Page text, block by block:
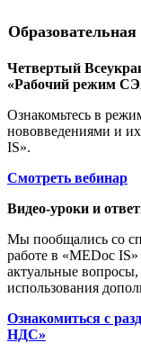
Четвертый
«Рабочий режим
Ознакомьтесь в
нововведениями и
IS».
Смотреть вебинар
Видео-уроки и
Мы пообщались со
работе в «MEDoc
актуальные
использования
Ознакомиться с
НДС»